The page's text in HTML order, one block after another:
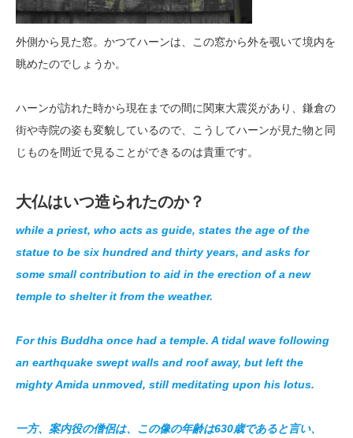
外側から見た窓。かつてハーンは、この窓から外を覗いて境内を
眺めたのでしょうか。
ハーンが訪れた時から現在までの間に関東大震災があり、鎌倉の
街や寺院の姿も変貌しているので、こうしてハーンが見た物と同
じものを間近で見ることができるのは貴重です。
大仏はいつ造られたのか？
while a priest, who acts as guide, states the age of the
statue to be six hundred and thirty years, and asks for
some small contribution to aid in the erection of a new
temple to shelter it from the weather.
For this Buddha once had a temple. A tidal wave following
an earthquake swept walls and roof away, but left the
mighty Amida unmoved, still meditating upon his lotus.
一方、案内役の僧侶は、この像の年齢は630歳であると言い、